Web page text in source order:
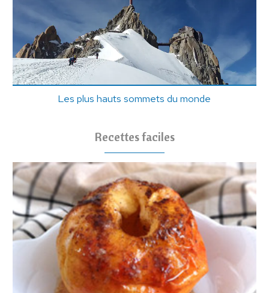
Les plus hauts sommets du monde
Recettes faciles